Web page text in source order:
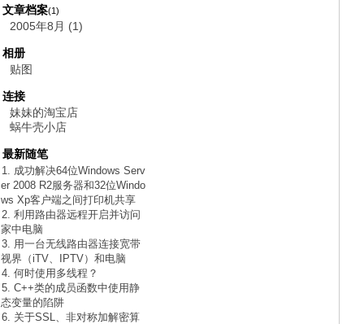
文章档案(1)
2005年8月 (1)
相册
贴图
连接
妹妹的淘宝店
蜗牛壳小店
最新随笔
1. 成功解决64位Windows Serv
er 2008 R2服务器和32位Windo
ws Xp客户端之间打印机共享
2. 利用路由器远程开启并访问
家中电脑
3. 用一台无线路由器连接宽带
视界（iTV、IPTV）和电脑
4. 何时使用多线程？
5. C++类的成员函数中使用静
态变量的陷阱
6. 关于SSL、非对称加解密算